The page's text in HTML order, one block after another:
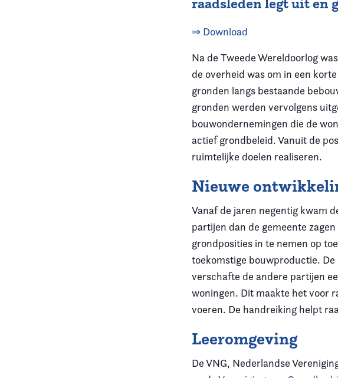
raadsleden legt uit en
⇒ Download
Na de Tweede Wereldoorlog
de overheid was om in een
gronden langs bestaande
gronden werden vervolgens
bouwondernemingen die de
actief grondbeleid. Vanuit de
ruimtelijke doelen realiseren.
Nieuwe
Vanaf de jaren negentig kwam
partijen dan de gemeente
grondposities in te nemen op
toekomstige bouwproductie.
verschafte de andere partijen
woningen. Dit maakte het voor
voeren. De handreiking helpt
Leeromgeving
De VNG, Nederlandse